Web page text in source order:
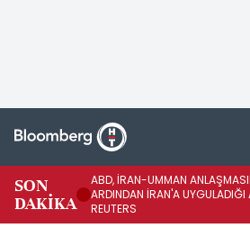
SON
DAKİKA
ABD, İRAN-UMMAN
ARDINDAN İRAN'A
REUTERS